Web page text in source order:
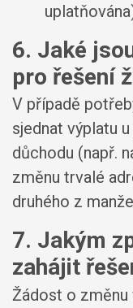
6. Jaké
pro řešení
V případě
sjednat výplatu
důchodu (např.
změnu trvalé
druhého z
7. Jakým
zahájit
Žádost o